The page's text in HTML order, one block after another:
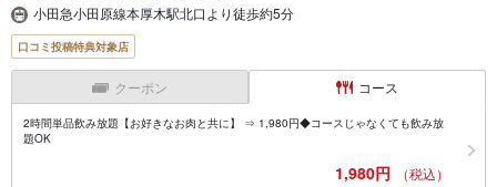
小田急小田原線本厚木駅北口より徒歩約5分
口コミ投稿特典対象店
クーポン コース
2時間単品飲み放題【お好きなお肉と共に】 ⇒ 1,980円◆コースじゃなくても飲み放
題OK
1,980円 （税込）